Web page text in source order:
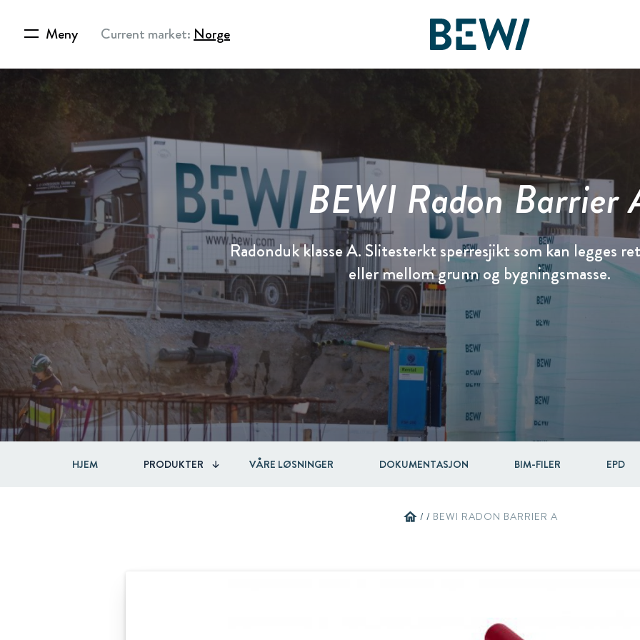
Meny Current market:Norge
Løsninger & Bransjer
OPPDAG BEWI
Insulation & Construction
Packaging
Circular
Automotive & Components
RAW
Aksjen
Rapporter & Presentasjoner
Finansiering
Eierstyring & Selskapsledelse
Acquisitions & investments
Nyheter & Historier
Pressemeldinger
Bildegalleri
BEWI Group
History
Compliance
Board & Management
BEWI Radon Barrier
Radonduk klasse A. Slitesterkt sperresjikt som kan legges
eller mellom grunn og bygningsmasse.
HJEM PRODUKTER VÅRE LØSNINGER DOKUMENTASJON BIM-FILER EPD
home / / BEWI RADON BARRIER A